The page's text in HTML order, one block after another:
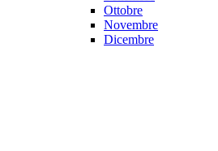
Ottobre
Novembre
Dicembre